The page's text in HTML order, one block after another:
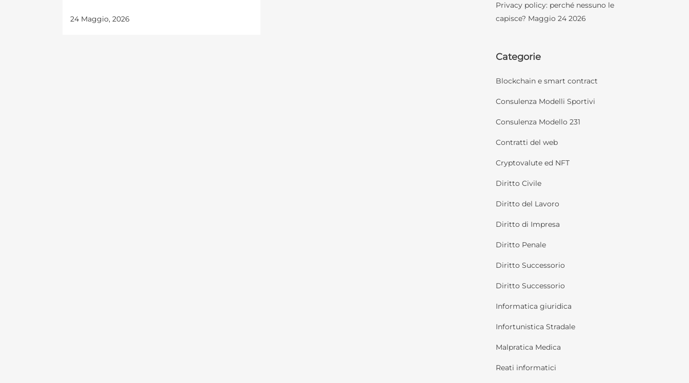
24 Maggio, 2026
Privacy policy: perché nessuno le
capisce? Maggio 24 2026
Categorie
Blockchain e smart contract
Consulenza Modelli Sportivi
Consulenza Modello 231
Contratti del web
Cryptovalute ed NFT
Diritto Civile
Diritto del Lavoro
Diritto di Impresa
Diritto Penale
Diritto Successorio
Diritto Successorio
Informatica giuridica
Infortunistica Stradale
Malpratica Medica
Reati informatici